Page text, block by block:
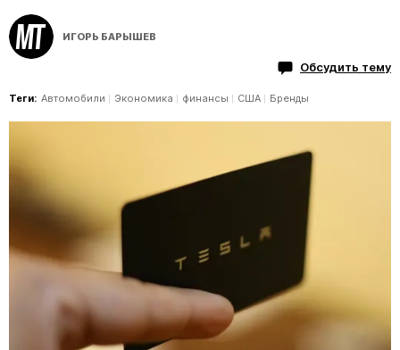
ИГОРЬ БАРЫШЕВ
Обсудить тему
Теги: Автомобили Экономика финансы США Бренды